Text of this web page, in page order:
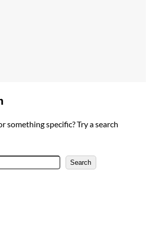
something specific? Try a search
Search